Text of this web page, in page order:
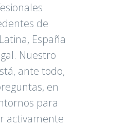
de
España
Nuestro
ante todo,
en
para
activamente